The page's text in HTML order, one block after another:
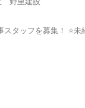
！ ⭐未経験歓迎 ⭐月給27万